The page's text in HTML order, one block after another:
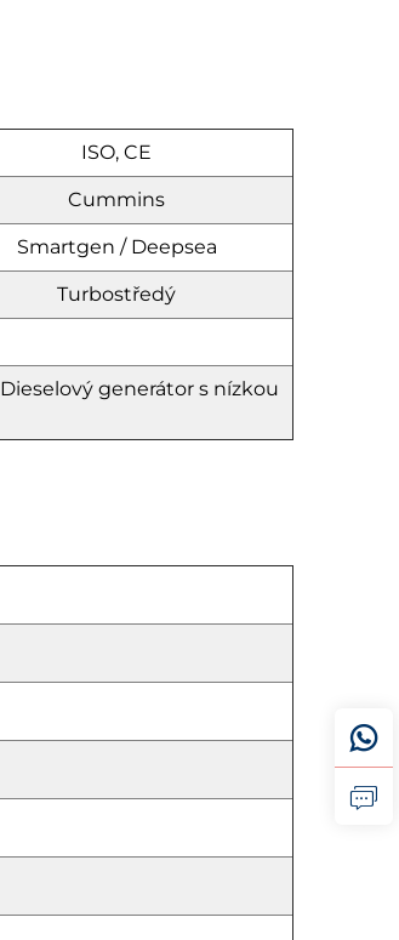
ISO, CE
Cummins
Smartgen / Deepsea
Turbostředý
Dieselový generátor s nízkou